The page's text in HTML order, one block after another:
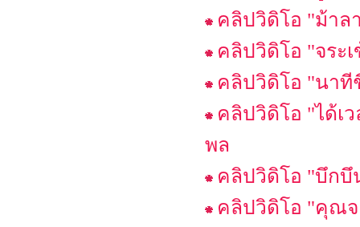
คลิปวิดิโอ "ม้า
คลิปวิดิโอ "จร
คลิปวิดิโอ "นา
คลิปวิดิโอ "ได้
พล
คลิปวิดิโอ "บึก
คลิปวิดิโอ "คุณ